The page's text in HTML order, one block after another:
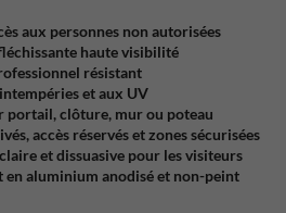
aux personnes non autorisées
haute visibilité
résistant
et aux UV
portail, clôture, mur ou poteau
accès réservés et zones sécurisées
et dissuasive pour les visiteurs
en aluminium anodisé et non-peint